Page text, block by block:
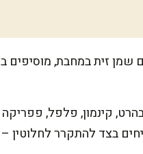
זית במחבת, מוסיפים
בהרט, קינמון, פלפל,
בצד להתקרר לחלוטין